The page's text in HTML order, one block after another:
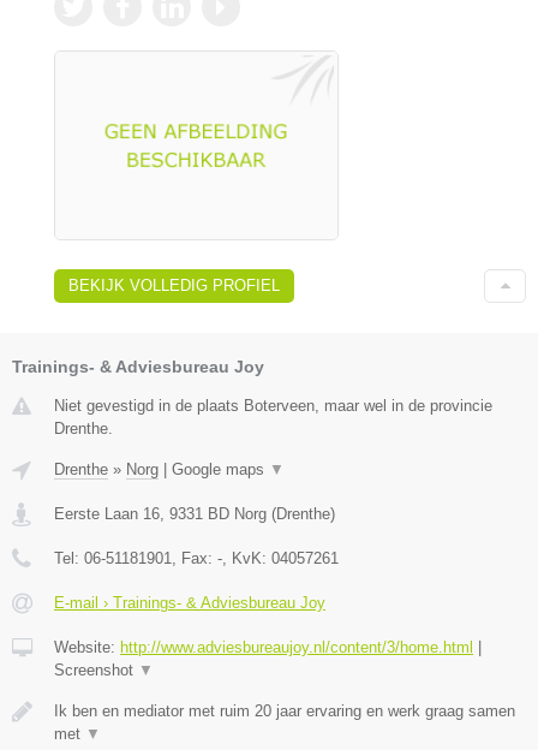
BEKIJK VOLLEDIG PROFIEL
Trainings- & Adviesbureau Joy
Niet gevestigd in de plaats Boterveen, maar wel in de provincie
Drenthe.
Drenthe » Norg Google maps ▼
Eerste Laan 16, 9331 BD Norg (Drenthe)
Tel: 06-51181901, Fax: -, KvK: 04057261
E-mail › Trainings- & Adviesbureau Joy
Website: http://www.adviesbureaujoy.nl/content/3/home.html
Screenshot ▼
Ik ben en mediator met ruim 20 jaar ervaring en werk graag samen
met ▼